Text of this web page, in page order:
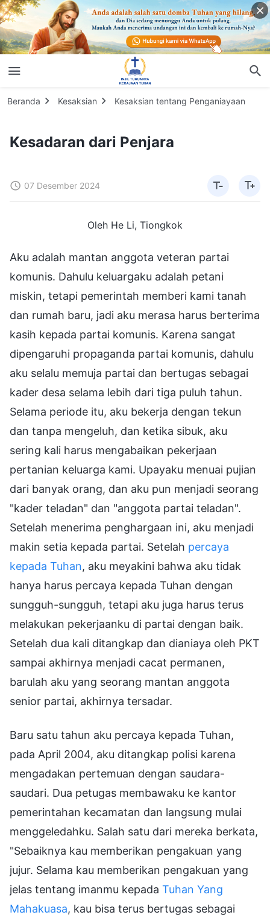
Beranda Kesaksian Kesaksian tentang Penganiayaan
Kesadaran dari Penjara
07 Desember 2024
Oleh He Li, Tiongkok
Aku adalah mantan anggota veteran partai
komunis. Dahulu keluargaku adalah petani
miskin, tetapi pemerintah memberi kami tanah
dan rumah baru, jadi aku merasa harus berterima
kasih kepada partai komunis. Karena sangat
dipengaruhi propaganda partai komunis, dahulu
aku selalu memuja partai dan bertugas sebagai
kader desa selama lebih dari tiga puluh tahun.
Selama periode itu, aku bekerja dengan tekun
dan tanpa mengeluh, dan ketika sibuk, aku
sering kali harus mengabaikan pekerjaan
pertanian keluarga kami. Upayaku menuai pujian
dari banyak orang, dan aku pun menjadi seorang
"kader teladan" dan "anggota partai teladan".
Setelah menerima penghargaan ini, aku menjadi
makin setia kepada partai. Setelah percaya
kepada Tuhan, aku meyakini bahwa aku tidak
hanya harus percaya kepada Tuhan dengan
sungguh-sungguh, tetapi aku juga harus terus
melakukan pekerjaanku di partai dengan baik.
Setelah dua kali ditangkap dan dianiaya oleh PKT
sampai akhirnya menjadi cacat permanen,
barulah aku yang seorang mantan anggota
senior partai, akhirnya tersadar.
Baru satu tahun aku percaya kepada Tuhan,
pada April 2004, aku ditangkap polisi karena
mengadakan pertemuan dengan saudara-
saudari. Dua petugas membawaku ke kantor
pemerintahan kecamatan dan langsung mulai
menggeledahku. Salah satu dari mereka berkata,
"Sebaiknya kau memberikan pengakuan yang
jujur. Selama kau memberikan pengakuan yang
jelas tentang imanmu kepada Tuhan Yang
Mahakuasa, kau bisa terus bertugas sebagai